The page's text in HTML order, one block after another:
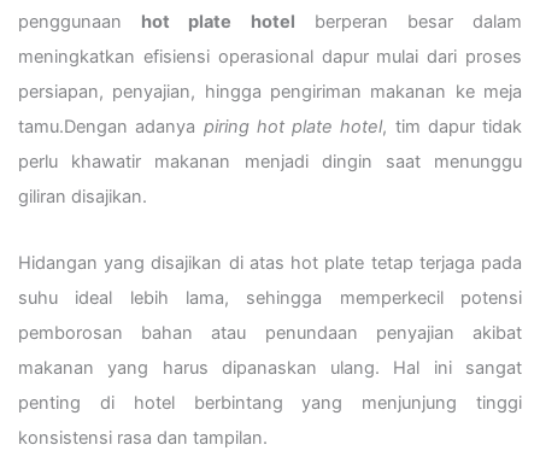
penggunaan hot plate hotel berperan besar dalam
meningkatkan efisiensi operasional dapur mulai dari proses
persiapan, penyajian, hingga pengiriman makanan ke meja
tamu.Dengan adanya piring hot plate hotel, tim dapur tidak
perlu khawatir makanan menjadi dingin saat menunggu
giliran disajikan.
Hidangan yang disajikan di atas hot plate tetap terjaga pada
suhu ideal lebih lama, sehingga memperkecil potensi
pemborosan bahan atau penundaan penyajian akibat
makanan yang harus dipanaskan ulang. Hal ini sangat
penting di hotel berbintang yang menjunjung tinggi
konsistensi rasa dan tampilan.